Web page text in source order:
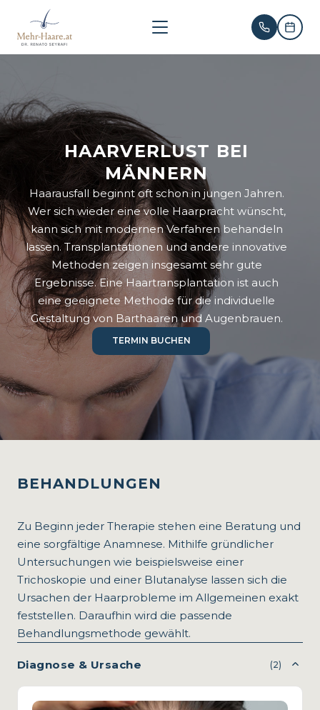
HAARVERLUST BEI
MÄNNERN
Haarausfall beginnt oft schon in jungen Jahren.
Wer sich wieder eine volle Haarpracht wünscht,
kann sich mit modernen Verfahren behandeln
lassen. Transplantationen und andere innovative
Methoden zeigen insgesamt sehr gute
Ergebnisse. Eine Haartransplantation ist auch
eine geeignete Methode für die individuelle
Gestaltung von Barthaaren und Augenbrauen.
TERMIN BUCHEN
BEHANDLUNGEN
Zu Beginn jeder Therapie stehen eine Beratung und
eine sorgfältige Anamnese. Mithilfe gründlicher
Untersuchungen wie beispielsweise einer
Trichoskopie und einer Blutanalyse lassen sich die
Ursachen der Haarprobleme im Allgemeinen exakt
feststellen. Daraufhin wird die passende
Behandlungsmethode gewählt.
Diagnose & Ursache (2)